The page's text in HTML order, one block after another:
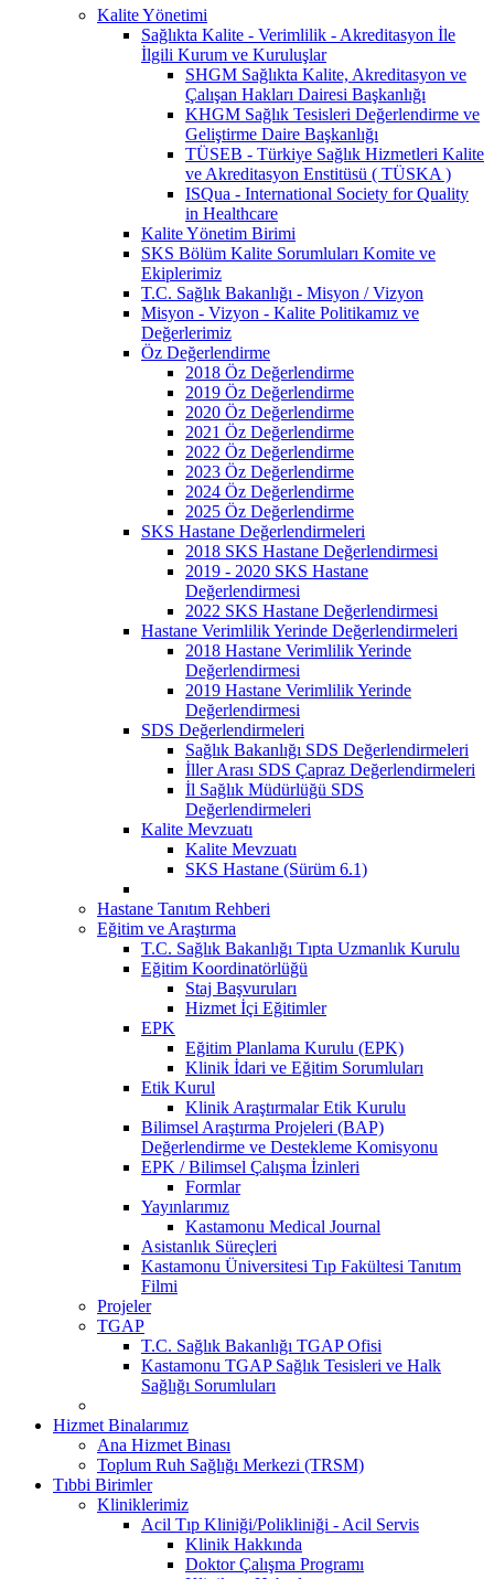
Kalite Yönetimi
Sağlıkta Kalite - Verimlilik - Akreditasyon İle
İlgili Kurum ve Kuruluşlar
SHGM Sağlıkta Kalite, Akreditasyon ve
Çalışan Hakları Dairesi Başkanlığı
KHGM Sağlık Tesisleri Değerlendirme ve
Geliştirme Daire Başkanlığı
TÜSEB - Türkiye Sağlık Hizmetleri Kalite
ve Akreditasyon Enstitüsü ( TÜSKA )
ISQua - International Society for Quality
in Healthcare
Kalite Yönetim Birimi
SKS Bölüm Kalite Sorumluları Komite ve
Ekiplerimiz
T.C. Sağlık Bakanlığı - Misyon / Vizyon
Misyon - Vizyon - Kalite Politikamız ve
Değerlerimiz
Öz Değerlendirme
2018 Öz Değerlendirme
2019 Öz Değerlendirme
2020 Öz Değerlendirme
2021 Öz Değerlendirme
2022 Öz Değerlendirme
2023 Öz Değerlendirme
2024 Öz Değerlendirme
2025 Öz Değerlendirme
SKS Hastane Değerlendirmeleri
2018 SKS Hastane Değerlendirmesi
2019 - 2020 SKS Hastane
Değerlendirmesi
2022 SKS Hastane Değerlendirmesi
Hastane Verimlilik Yerinde Değerlendirmeleri
2018 Hastane Verimlilik Yerinde
Değerlendirmesi
2019 Hastane Verimlilik Yerinde
Değerlendirmesi
SDS Değerlendirmeleri
Sağlık Bakanlığı SDS Değerlendirmeleri
İller Arası SDS Çapraz Değerlendirmeleri
İl Sağlık Müdürlüğü SDS
Değerlendirmeleri
Kalite Mevzuatı
Kalite Mevzuatı
SKS Hastane (Sürüm 6.1)
Hastane Tanıtım Rehberi
Eğitim ve Araştırma
T.C. Sağlık Bakanlığı Tıpta Uzmanlık Kurulu
Eğitim Koordinatörlüğü
Staj Başvuruları
Hizmet İçi Eğitimler
EPK
Eğitim Planlama Kurulu (EPK)
Klinik İdari ve Eğitim Sorumluları
Etik Kurul
Klinik Araştırmalar Etik Kurulu
Bilimsel Araştırma Projeleri (BAP)
Değerlendirme ve Destekleme Komisyonu
EPK / Bilimsel Çalışma İzinleri
Formlar
Yayınlarımız
Kastamonu Medical Journal
Asistanlık Süreçleri
Kastamonu Üniversitesi Tıp Fakültesi Tanıtım
Filmi
Projeler
TGAP
T.C. Sağlık Bakanlığı TGAP Ofisi
Kastamonu TGAP Sağlık Tesisleri ve Halk
Sağlığı Sorumluları
Hizmet Binalarımız
Ana Hizmet Binası
Toplum Ruh Sağlığı Merkezi (TRSM)
Tıbbi Birimler
Kliniklerimiz
Acil Tıp Kliniği/Polikliniği - Acil Servis
Klinik Hakkında
Doktor Çalışma Programı